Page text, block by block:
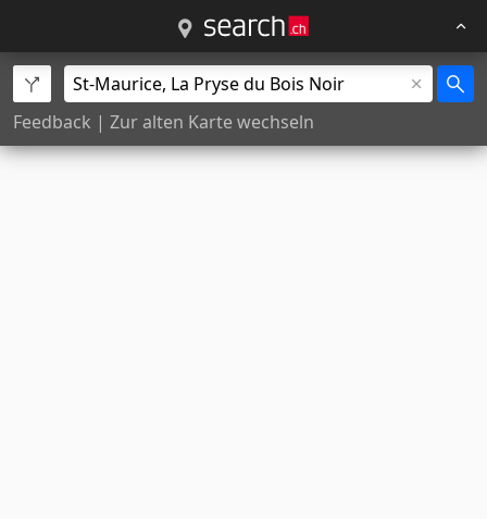
Feedback | Zur alten Karte wechseln